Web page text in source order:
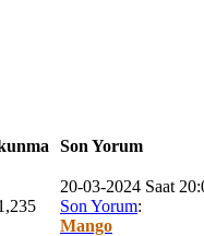
Son Yorum
20-03-2024 Saat
Son Yorum:
Mango